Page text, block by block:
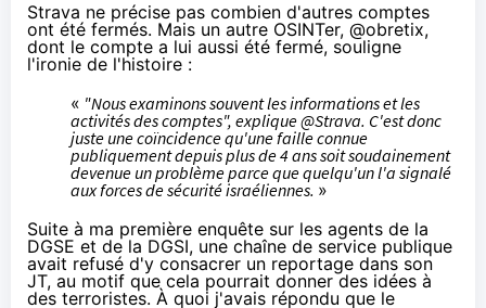
Strava ne précise pas combien d'autres comptes
ont été fermés. Mais un autre OSINTer, @obretix,
dont le compte a lui aussi été fermé, souligne
l'ironie de l'histoire :
« "Nous examinons souvent les informations et les
activités des comptes", explique @Strava. C'est donc
juste une coïncidence qu'une faille connue
publiquement depuis plus de 4 ans soit soudainement
devenue un problème parce que quelqu'un l'a signalé
aux forces de sécurité israéliennes. »
Suite à ma première enquête sur les agents de la
DGSE et de la DGSI, une chaîne de service publique
avait refusé d'y consacrer un reportage dans son
JT, au motif que cela pourrait donner des idées à
des terroristes. À quoi j'avais répondu que le